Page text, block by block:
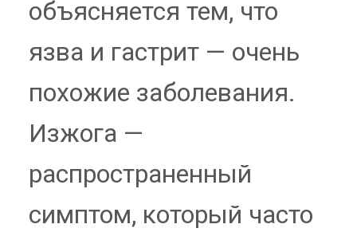
объясняется тем, что
язва и гастрит — очень
похожие заболевания.
Изжога —
распространенный
симптом, который часто